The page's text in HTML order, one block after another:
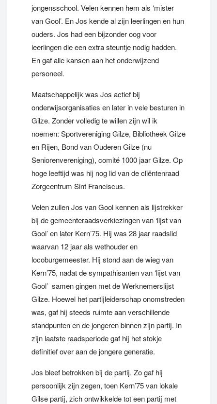
jongensschool. Velen kennen hem als ‘mister
van Gool’. En Jos kende al zijn leerlingen en hun
ouders. Jos had een bijzonder oog voor
leerlingen die een extra steuntje nodig hadden.
En gaf alle kansen aan het onderwijzend
personeel.
Maatschappelijk was Jos actief bij
onderwijsorganisaties en later in vele besturen in
Gilze. Zonder volledig te willen zijn wil ik
noemen: Sportvereniging Gilze, Bibliotheek Gilze
en Rijen, Bond van Ouderen Gilze (nu
Seniorenvereniging), comité 1000 jaar Gilze. Op
hoge leeftijd was hij nog lid van de cliëntenraad
Zorgcentrum Sint Franciscus.
Velen zullen Jos van Gool kennen als lijstrekker
bij de gemeenteraadsverkiezingen van ‘lijst van
Gool’ en later Kern’75. Hij was 28 jaar raadslid
waarvan 12 jaar als wethouder en
locoburgemeester. Hij stond aan de wieg van
Kern’75, nadat de sympathisanten van ‘lijst van
Gool’ samen gingen met de Werknemerslijst
Gilze. Hoewel het partijleiderschap onomstreden
was, gaf hij steeds ruimte aan verschillende
standpunten en de jongeren binnen zijn partij. In
zijn laatste raadsperiode gaf hij het stokje
definitief over aan de jongere generatie.
Jos bleef betrokken bij de partij. Zo gaf hij
persoonlijk zijn zegen, toen Kern’75 van lokale
Gilse partij, zich ontwikkelde tot een partij met